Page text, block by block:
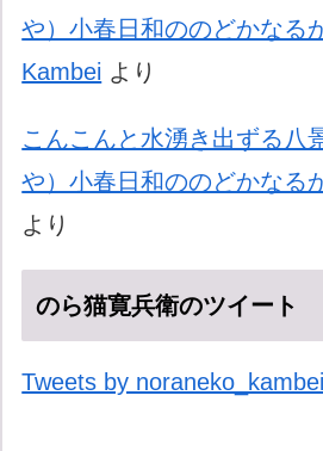
や）小春日和ののどかなる
Kambei より
こんこんと水湧き出ずる八
や）小春日和ののどかなる
より
のら猫寛兵衛のツイート
Tweets by noraneko_kambei